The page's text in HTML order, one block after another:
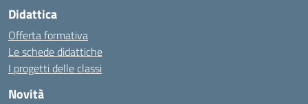
Didattica
Offerta formativa
Le schede didattiche
I progetti delle classi
Novità